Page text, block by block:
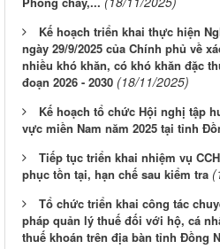
Kế hoạch triển khai thực hiện
ngày 29/9/2025 của Chính phủ về
nhiều khó khăn, có khó khăn đặc
đoạn 2026 - 2030 (18/11/2025)
Kế hoạch tổ chức Hội nghị tập
vực miền Nam năm 2025 tại tỉnh
Tiếp tục triển khai nhiệm vụ
phục tồn tại, hạn chế sau kiểm tra
Tổ chức triển khai công tác
pháp quản lý thuế đối với hộ, cá
thuế khoán trên địa bàn tỉnh Đồng